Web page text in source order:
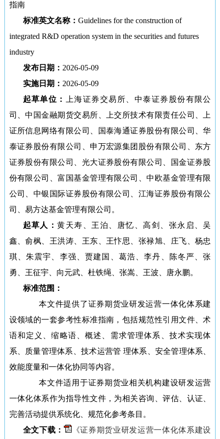
指南
标准英文名称： Guidelines for the construction of
integrated R&D operation system in the securities and futures
industry
发布日期： 2026-05-09
实施日期： 2026-05-09
起草单位：
上海证券交易所、中泰证券股份有限公
司、中国金融期货交易所、上交所技术有限责任公司、上
证所信息网络有限公司、国泰海通证券股份有限公司、华
泰证券股份有限公司、申万宏源集团股份有限公司、东方
证券股份有限公司、光大证券股份有限公司、国金证券股
份有限公司、富国基金管理有限公司、中欧基金管理有限
公司、中银国际证券股份有限公司、江海证券股份有限公
司、易方达基金管理有限公司。
起草人：黄天寿、王泊、唐忆、高剑、张永启、吴
鑫、俞枫、王洪涛、王东、王忭思、张禄旭、庄飞、杨忠
琪、朱震宇、李强、贾建国、葛浩、李丹、陈冬严、张
勇、王征宇、向元武、杜铁绳、张嵩、王波、唐永鹏。
标准范围：
本文件提供了证券期货业研发运营一体化体系建
设领域的一套参考性标准指南，包括规范性引用文件、术
语和定义、缩略语、概述、需求管理体系、技术实现体
系、质量管理体系、技术运营管 理体系、安全管理体系、
效能度量和一体化协同等内容。
本文件适用于证券期货业相关机构建设研发运营
一体化体系作为指导性文件，为相关咨询、评估、认证、
完善活动提供系统化、规范化参考条目。
全文下载：
《证券期货业研发运营一体化体系建设